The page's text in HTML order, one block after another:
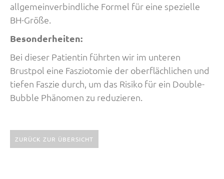
allgemeinverbindliche Formel für eine spezielle
BH-Größe.
Besonderheiten:
Bei dieser Patientin führten wir im unteren
Brustpol eine Fasziotomie der oberflächlichen und
tiefen Faszie durch, um das Risiko für ein Double-
Bubble Phänomen zu reduzieren.
ZURÜCK ZUR ÜBERSICHT